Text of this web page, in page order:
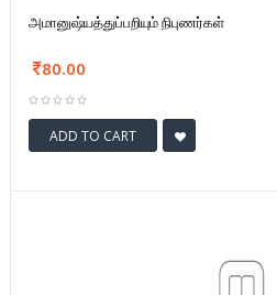
அமானுஷ்யத்துப்பறியும் நிபுணர்கள்
80.00
ADD TO CART